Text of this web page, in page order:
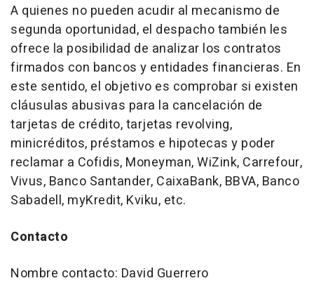
A quienes no pueden acudir al mecanismo de
segunda oportunidad, el despacho también les
ofrece la posibilidad de analizar los contratos
firmados con bancos y entidades financieras. En
este sentido, el objetivo es comprobar si existen
cláusulas abusivas para la cancelación de
tarjetas de crédito, tarjetas revolving,
minicréditos, préstamos e hipotecas y poder
reclamar a Cofidis, Moneyman, WiZink, Carrefour,
Vivus, Banco Santander, CaixaBank, BBVA, Banco
Sabadell, myKredit, Kviku, etc.
Contacto
Nombre contacto: David Guerrero